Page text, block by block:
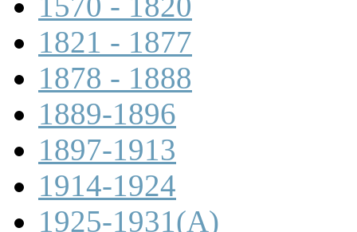
1821 - 1877
1878 - 1888
1889-1896
1897-1913
1914-1924
1925-1931(A)